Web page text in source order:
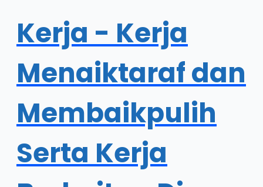
Kerja - Kerja
Menaiktaraf dan
Membaikpulih
Serta Kerja